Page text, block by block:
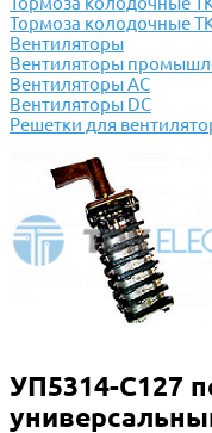
Тормоза колодочные
Вентиляторы
Вентиляторы
Вентиляторы АС
Вентиляторы DC
Решетки для
УП5314-С127